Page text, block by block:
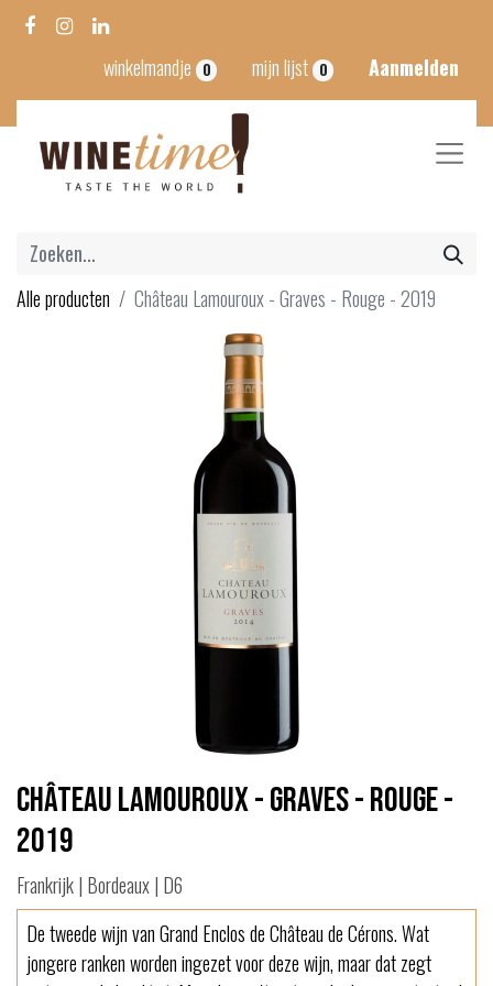
winkelmandje 0 mijn lijst 0 Aanmelden
Alle producten Château Lamouroux - Graves - Rouge - 2019
Château Lamouroux - Graves - Rouge -
2019
Frankrijk | Bordeaux | D6
De tweede wijn van Grand Enclos de Château de Cérons. Wat
jongere ranken worden ingezet voor deze wijn, maar dat zegt